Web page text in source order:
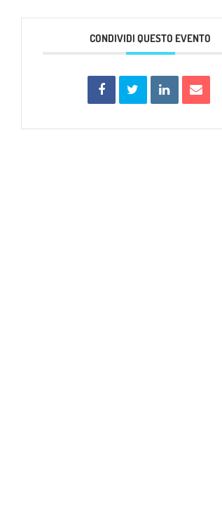
CONDIVIDI QUESTO EVENTO